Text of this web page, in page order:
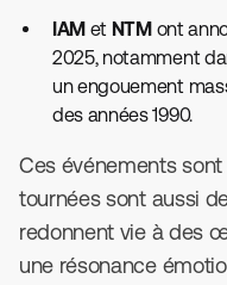
IAM et NTMont
2025, notamment
un engouement
des années 1990.
Ces événements
tournées sont aussi
redonnent vie à des
une résonance